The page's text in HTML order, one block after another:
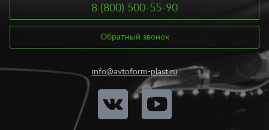
преимуществ, среди которых:
Обеспечение кузову более длительную эксплуатацию
Улучшение аэродинамических характеристик
автомобиля;
Улучшение эстетических особенностей авто.
8 (800) 500-55-90
Обратный звонок
info@avtoform-plast.ru